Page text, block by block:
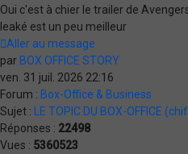
Oui c'est à chier le trailer de
leaké est un peu meilleur
Aller au message
par BOX OFFICE STORY
ven. 31 juil. 2026 22:16
Forum : Box-Office & Business
Sujet :
LE TOPIC DU BOX-OFFICE
Réponses : 22498
Vues : 5360523